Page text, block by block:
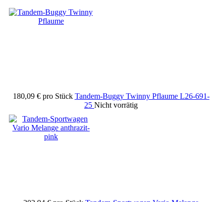
180,09 € pro Stück Tandem-Buggy Twinny Pflaume L26-691-
25 Nicht vorrätig